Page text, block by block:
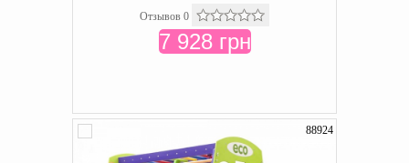
Отзывов 0
7 928 грн
88924